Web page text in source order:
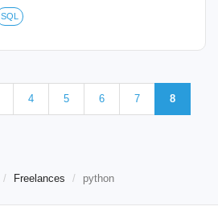
SQL
4 5 6 7 8
Freelances python